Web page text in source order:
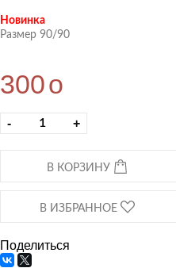
Новинка
Размер 90/90
300o
- +
В КОРЗИНУ
В ИЗБРАННОЕ
Поделиться